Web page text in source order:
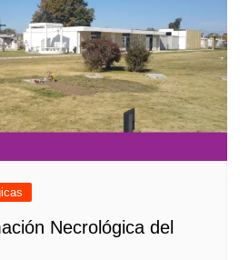
Necrológica del